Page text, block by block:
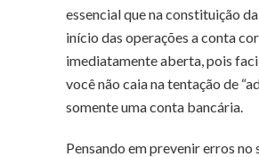
essencial que na constituição
início das operações a conta
imediatamente aberta, pois
você não caia na tentação de
somente uma conta bancária.
Pensando em prevenir erros no